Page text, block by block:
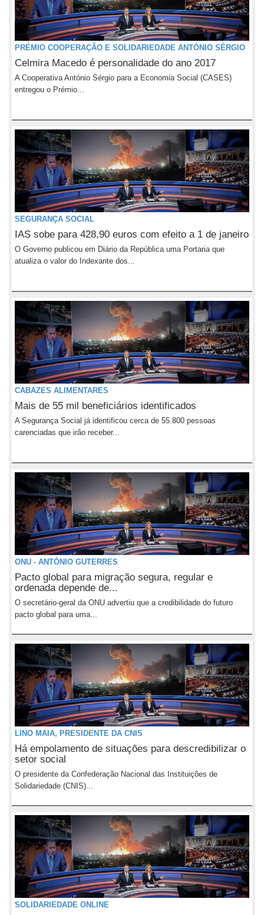
PRÉMIO COOPERAÇÃO E SOLIDARIEDADE ANTÓNIO SÉRGIO
Celmira Macedo é personalidade do ano 2017
A Cooperativa António Sérgio para a Economia Social (CASES)
entregou o Prémio...
SEGURANÇA SOCIAL
IAS sobe para 428,90 euros com efeito a 1 de janeiro
O Governo publicou em Diário da República uma Portaria que
atualiza o valor do Indexante dos...
CABAZES ALIMENTARES
Mais de 55 mil beneficiários identificados
A Segurança Social já identificou cerca de 55.800 pessoas
carenciadas que irão receber...
ONU - ANTÓNIO GUTERRES
Pacto global para migração segura, regular e
ordenada depende de...
O secretário-geral da ONU advertiu que a credibilidade do futuro
pacto global para uma...
LINO MAIA, PRESIDENTE DA CNIS
Há empolamento de situações para descredibilizar o
setor social
O presidente da Confederação Nacional das Instituições de
Solidariedade (CNIS)...
SOLIDARIEDADE ONLINE